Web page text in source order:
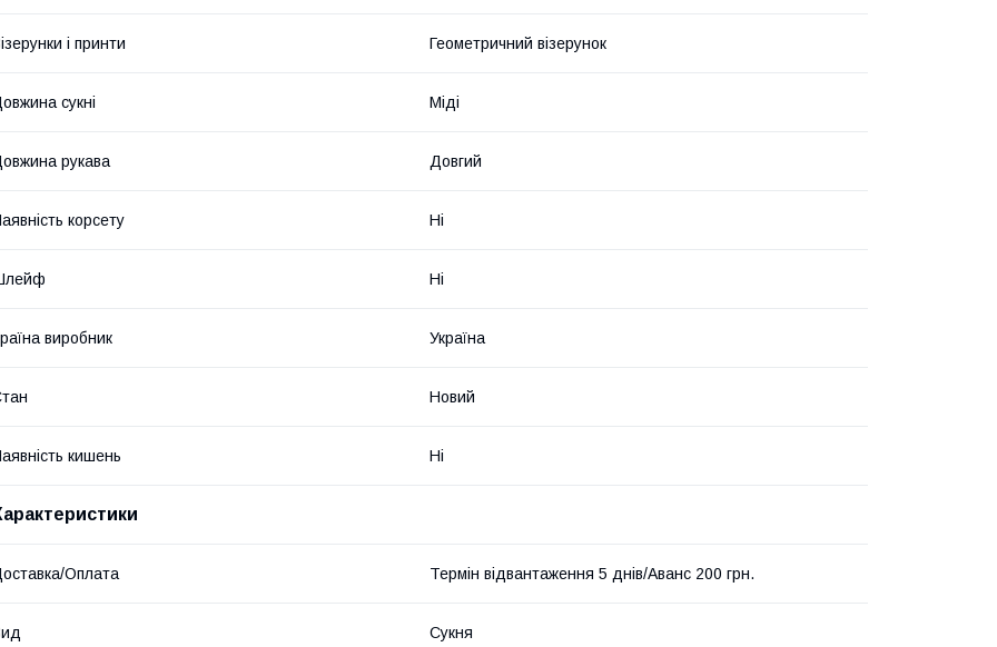
і принти Геометричний візерунок
сукні Міді
рукава Довгий
корсету Ні
Ні
виробник Україна
Новий
кишень Ні
Оплата Термін відвантаження 5 днів/Аванс 200 грн.
Сукня